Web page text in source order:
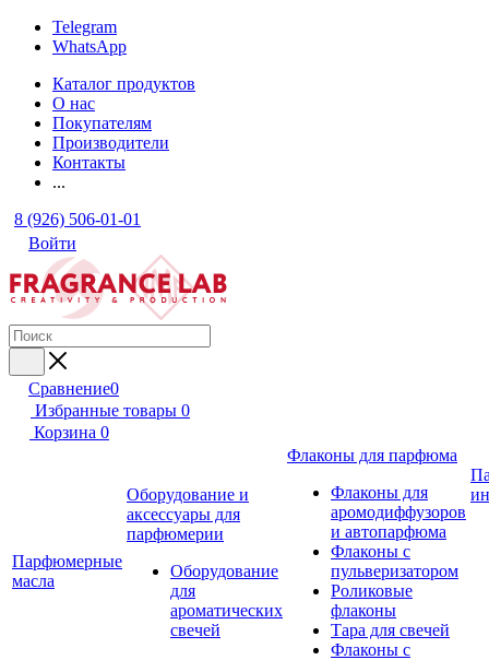
Telegram
WhatsApp
Каталог продуктов
О нас
Покупателям
Производители
Контакты
...
8 (926) 506-01-01
Войти
Сравнение0
Избранные товары 0
Корзина 0
Парфюмерные
масла
Оборудование и
аксессуары для
парфюмерии
Оборудование
для
ароматических
свечей
Флаконы для парфюма
Флаконы для
аромодиффузоров
и автопарфюма
Флаконы с
пульверизатором
Роликовые
флаконы
Тара для свечей
Флаконы с